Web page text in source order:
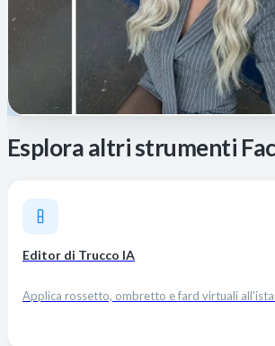
Esplora altri strumenti
Editor di Trucco IA
Applica rossetto, ombretto e fard virtuali